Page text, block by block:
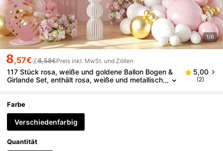
1/6
8,57€ 8,58€Preis inkl. MwSt. und Zöllen
117 Stück rosa, weiße und goldene Ballon Bogen &
Girlande Set, enthält rosa, weiße und metallisch
yduschen Dekoration
5,00
(2)
Farbe
Verschiedenfarbig
Quantität